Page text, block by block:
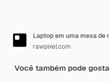
Laptop em uma mesa de
rawpixel.com
Você também pode